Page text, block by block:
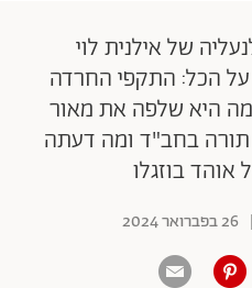
של אילנית לוי
הכל: התקפי החרדה
היא שלפה את מאור
תורה בחב"ד ומה דעתה
אוהד בוזגלו
| 26 בפברואר 2024